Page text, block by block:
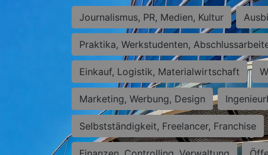
Journalismus, PR, Medien, Kultur
Praktika, Werkstudenten,
Einkauf, Logistik, Materialwirtschaft
Marketing, Werbung, Design
Selbstständigkeit, Freelancer, Franchise